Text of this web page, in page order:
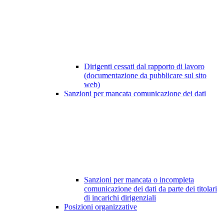
Dirigenti cessati dal rapporto di lavoro
(documentazione da pubblicare sul sito
web)
Sanzioni per mancata comunicazione dei dati
Sanzioni per mancata o incompleta
comunicazione dei dati da parte dei titolari
di incarichi dirigenziali
Posizioni organizzative